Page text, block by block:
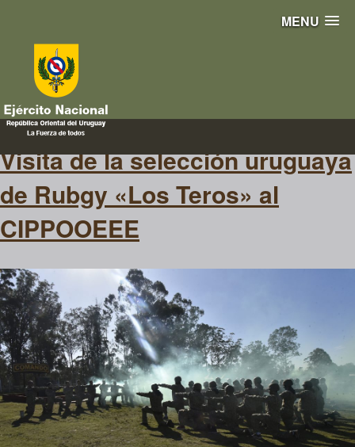
MENU
rubgy
Visita de la selección uruguaya
de Rubgy «Los Teros» al
CIPPOOEEE